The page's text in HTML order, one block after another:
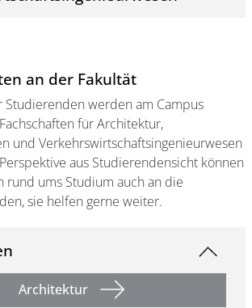
an der Fakultät
Studierenden werden am Campus
für Architektur,
und Verkehrswirtschaftsingenieurwesen
aus Studierendensicht können
rund ums Studium auch an die
sie helfen gerne weiter.
Architektur